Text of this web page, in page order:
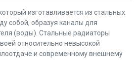
изготавливается из стальных
собой, образуя каналы для
(воды). Стальные радиаторы
относительно невысокой
и современному внешнему